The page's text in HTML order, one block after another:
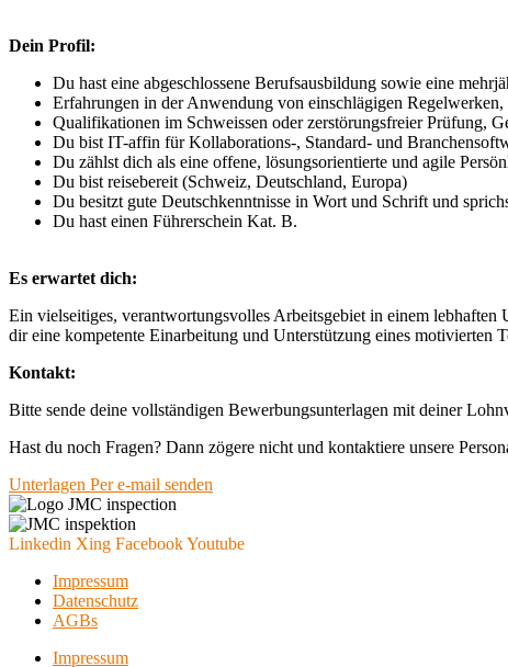
Dein Profil:
Du hast eine abgeschlossene Berufsausbildung sowie eine
Erfahrungen in der Anwendung von einschlägigen
Qualifikationen im Schweissen oder zerstörungsfreier Prüfung,
Du bist IT-affin für Kollaborations-, Standard- und
Du zählst dich als eine offene, lösungsorientierte und agile
Du bist reisebereit (Schweiz, Deutschland, Europa)
Du besitzt gute Deutschkenntnisse in Wort und Schrift und
Du hast einen Führerschein Kat. B.
Es erwartet dich:
Ein vielseitiges, verantwortungsvolles Arbeitsgebiet in einem
dir eine kompetente Einarbeitung und Unterstützung eines motivierten
Kontakt:
Bitte sende deine vollständigen Bewerbungsunterlagen mit deiner
Hast du noch Fragen? Dann zögere nicht und kontaktiere unsere
Unterlagen Per e-mail senden
Linkedin Xing FacebookYoutube
Impressum
Datenschutz
AGBs
Impressum